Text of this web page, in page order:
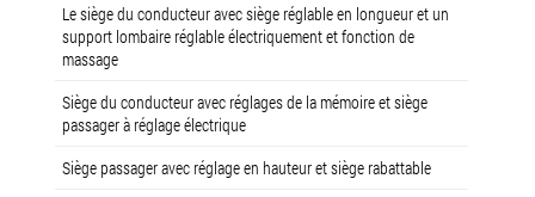
Le siège du conducteur avec siège réglable en longueur et un
support lombaire réglable électriquement et fonction de
massage
Siège du conducteur avec réglages de la mémoire et siège
passager à réglage électrique
Siège passager avec réglage en hauteur et siège rabattable